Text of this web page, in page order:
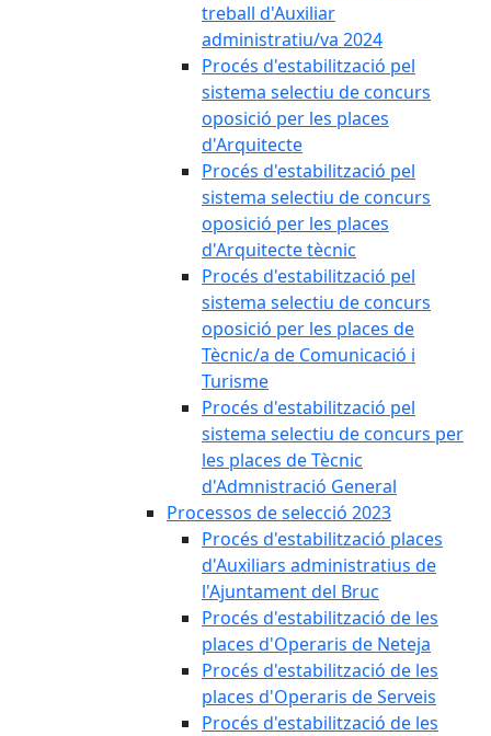
treball d'Auxiliar
administratiu/va 2024
Procés d'estabilització pel
sistema selectiu de concurs
oposició per les places
d'Arquitecte
Procés d'estabilització pel
sistema selectiu de concurs
oposició per les places
d'Arquitecte tècnic
Procés d'estabilització pel
sistema selectiu de concurs
oposició per les places de
Tècnic/a de Comunicació i
Turisme
Procés d'estabilització pel
sistema selectiu de concurs per
les places de Tècnic
d'Admnistració General
Processos de selecció 2023
Procés d'estabilització places
d'Auxiliars administratius de
l'Ajuntament del Bruc
Procés d'estabilització de les
places d'Operaris de Neteja
Procés d'estabilització de les
places d'Operaris de Serveis
Procés d'estabilització de les